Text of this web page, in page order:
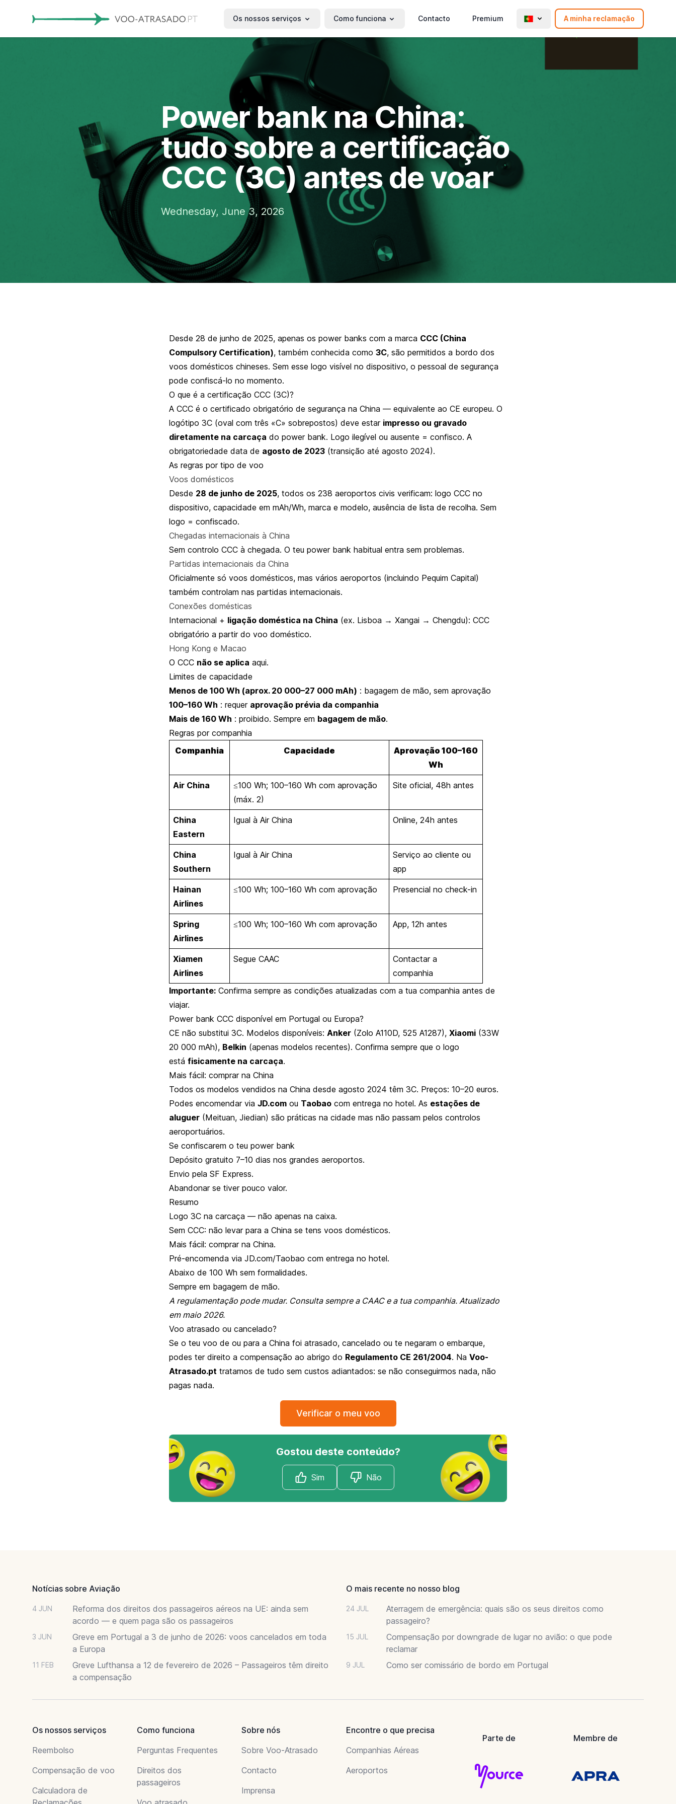
Os nossos serviços Como funciona Contacto Premium A minha reclamação
Power bank na China:
tudo sobre a certificação
CCC (3C) antes de voar
Wednesday, June 3, 2026
Desde 28 de junho de 2025, apenas os power banks com a marca CCC (China
Compulsory Certification), também conhecida como 3C, são permitidos a bordo dos
voos domésticos chineses. Sem esse logo visível no dispositivo, o pessoal de segurança
pode confiscá-lo no momento.
O que é a certificação CCC (3C)?
A CCC é o certificado obrigatório de segurança na China — equivalente ao CE europeu. O
logótipo 3C (oval com três «C» sobrepostos) deve estar impresso ou gravado
diretamente na carcaça do power bank. Logo ilegível ou ausente = confisco. A
obrigatoriedade data de agosto de 2023 (transição até agosto 2024).
As regras por tipo de voo
Voos domésticos
Desde 28 de junho de 2025, todos os 238 aeroportos civis verificam: logo CCC no
dispositivo, capacidade em mAh/Wh, marca e modelo, ausência de lista de recolha. Sem
logo = confiscado.
Chegadas internacionais à China
Sem controlo CCC à chegada. O teu power bank habitual entra sem problemas.
Partidas internacionais da China
Oficialmente só voos domésticos, mas vários aeroportos (incluindo Pequim Capital)
também controlam nas partidas internacionais.
Conexões domésticas
Internacional + ligação doméstica na China (ex. Lisboa → Xangai → Chengdu): CCC
obrigatório a partir do voo doméstico.
Hong Kong e Macao
O CCC não se aplica aqui.
Limites de capacidade
Menos de 100 Wh (aprox. 20 000–27 000 mAh) : bagagem de mão, sem aprovação
100–160 Wh : requer aprovação prévia da companhia
Mais de 160 Wh : proibido. Sempre em bagagem de mão.
Regras por companhia
Companhia
Capacidade
Aprovação 100–160
Wh
Air China
≤100 Wh; 100–160 Wh com aprovação
(máx. 2)
Site oficial, 48h antes
China
Eastern
Igual à Air China Online, 24h antes
China
Southern
Igual à Air China
Serviço ao cliente ou
app
Hainan
Airlines
≤100 Wh; 100–160 Wh com aprovação Presencial no check-in
Spring
Airlines
≤100 Wh; 100–160 Wh com aprovação App, 12h antes
Xiamen
Airlines
Segue CAAC
Contactar a
companhia
Importante: Confirma sempre as condições atualizadas com a tua companhia antes de
viajar.
Power bank CCC disponível em Portugal ou Europa?
CE não substitui 3C. Modelos disponíveis: Anker (Zolo A110D, 525 A1287), Xiaomi (33W
20 000 mAh), Belkin (apenas modelos recentes). Confirma sempre que o logo
está fisicamente na carcaça.
Mais fácil: comprar na China
Todos os modelos vendidos na China desde agosto 2024 têm 3C. Preços: 10–20 euros.
Podes encomendar via JD.com ou Taobao com entrega no hotel. As estações de
aluguer (Meituan, Jiedian) são práticas na cidade mas não passam pelos controlos
aeroportuários.
Se confiscarem o teu power bank
Depósito gratuito 7–10 dias nos grandes aeroportos.
Envio pela SF Express.
Abandonar se tiver pouco valor.
Resumo
Logo 3C na carcaça — não apenas na caixa.
Sem CCC: não levar para a China se tens voos domésticos.
Mais fácil: comprar na China.
Pré-encomenda via JD.com/Taobao com entrega no hotel.
Abaixo de 100 Wh sem formalidades.
Sempre em bagagem de mão.
A regulamentação pode mudar. Consulta sempre a CAAC e a tua companhia. Atualizado
em maio 2026.
Voo atrasado ou cancelado?
Se o teu voo de ou para a China foi atrasado, cancelado ou te negaram o embarque,
podes ter direito a compensação ao abrigo do Regulamento CE 261/2004. Na Voo-
Atrasado.pt tratamos de tudo sem custos adiantados: se não conseguirmos nada, não
pagas nada.
Verificar o meu voo
Gostou deste conteúdo?
Sim Não
Notícias sobre Aviação
4 JUN
Reforma dos direitos dos passageiros aéreos na UE: ainda sem
acordo — e quem paga são os passageiros
3 JUN
Greve em Portugal a 3 de junho de 2026: voos cancelados em toda
a Europa
11 FEB
Greve Lufthansa a 12 de fevereiro de 2026 – Passageiros têm direito
a compensação
O mais recente no nosso blog
24 JUL
Aterragem de emergência: quais são os seus direitos como
passageiro?
15 JUL
Compensação por downgrade de lugar no avião: o que pode
reclamar
9 JUL Como ser comissário de bordo em Portugal
Os nossos serviços
Reembolso
Compensação de voo
Calculadora de
Como funciona
Perguntas Frequentes
Direitos dos
passageiros
Sobre nós
Sobre Voo-Atrasado
Contacto
Imprensa
Encontre o que precisa
Companhias Aéreas
Aeroportos
Parte de Membre de